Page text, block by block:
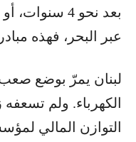
بعد نحو 4
عبر البحر، فهذه
لبنان يمرّ بوضع
الكهرباء. ولم تسعفه
التوازن المالي